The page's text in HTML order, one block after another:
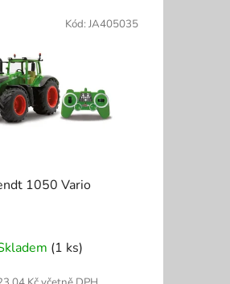
1050 Vario
(1 ks)
Kód: JA405035